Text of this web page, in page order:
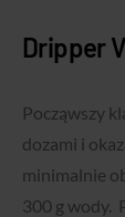
Dripper
Począwszy
dozami i
minimalnie
300 g wody.